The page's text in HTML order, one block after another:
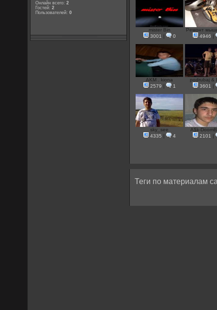
Онлайн всего:2
Гостей:2
Пользователей:0
mister Bin
3001
0
Ремонт
4946
AKM . kiona
2579
1
podrubaj &
3601
sky_see
4335
4
A$k-
2101
Теги по материалам